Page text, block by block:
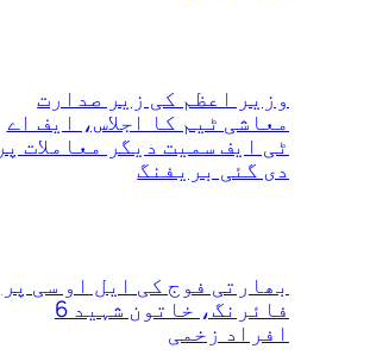
وزیر اعظم کی زیر صدارت
معاشی ٹیم کا اجلاس، ایف اے
ٹی ایف سمیت دیگر معاملات پر
دی گئی بریفنگ
بھارتی فوج کی ایل او سی پر
فائرنگ، خاتون شہید 6
افراد زخمی